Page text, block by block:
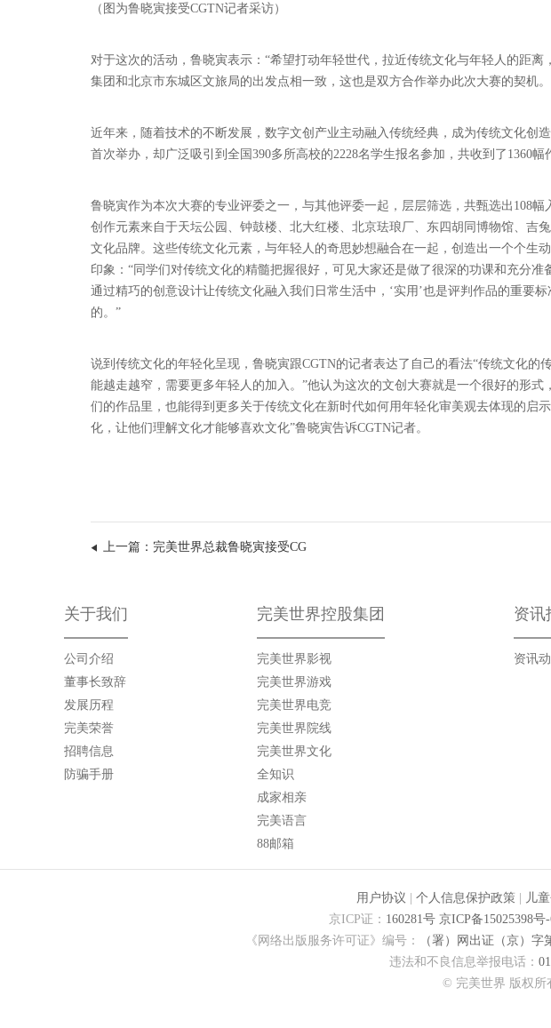
（图为鲁晓寅接受CGTN记者采访）
对于这次的活动，鲁晓寅表示：“希望打动年轻世代，拉近传统文化与年轻人的距
集团和北京市东城区文旅局的出发点相一致，这也是双方合作举办此次大赛的契机。
近年来，随着技术的不断发展，数字文创产业主动融入传统经典，成为传统文化创
首次举办，却广泛吸引到全国390多所高校的2228名学生报名参加，共收到了1360幅
鲁晓寅作为本次大赛的专业评委之一，与其他评委一起，层层筛选，共甄选出108
创作元素来自于天坛公园、钟鼓楼、北大红楼、北京珐琅厂、东四胡同博物馆、吉
文化品牌。这些传统文化元素，与年轻人的奇思妙想融合在一起，创造出一个个生
印象：“同学们对传统文化的精髓把握很好，可见大家还是做了很深的功课和充分准
通过精巧的创意设计让传统文化融入我们日常生活中，‘实用’也是评判作品的重要
的。”
说到传统文化的年轻化呈现，鲁晓寅跟CGTN的记者表达了自己的看法“传统文化的
能越走越窄，需要更多年轻人的加入。”他认为这次的文创大赛就是一个很好的形
们的作品里，也能得到更多关于传统文化在新时代如何用年轻化审美观去体现的启
化，让他们理解文化才能够喜欢文化”鲁晓寅告诉CGTN记者。
上一篇：完美世界总裁鲁晓寅接受CG